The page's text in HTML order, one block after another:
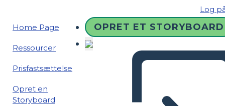
Log
Home Page
Ressourcer
Prisfastsættelse
Opret en
Storyboard
OPRET ET STORYBOARD